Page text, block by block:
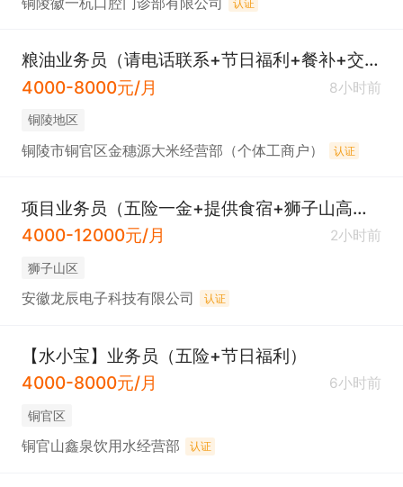
认证
粮油业务员（请电话联系+节日福利+餐补+交通补助+话补）
4000-8000元/月
8小时前
铜陵地区
铜陵市铜官区金穗源大米经营部（个体工商户） 认证
项目业务员（五险一金+提供食宿+狮子山高新区）
4000-12000元/月
2小时前
狮子山区
安徽龙辰电子科技有限公司 认证
【水小宝】业务员（五险+节日福利）
4000-8000元/月
6小时前
铜官区
铜官山鑫泉饮用水经营部 认证